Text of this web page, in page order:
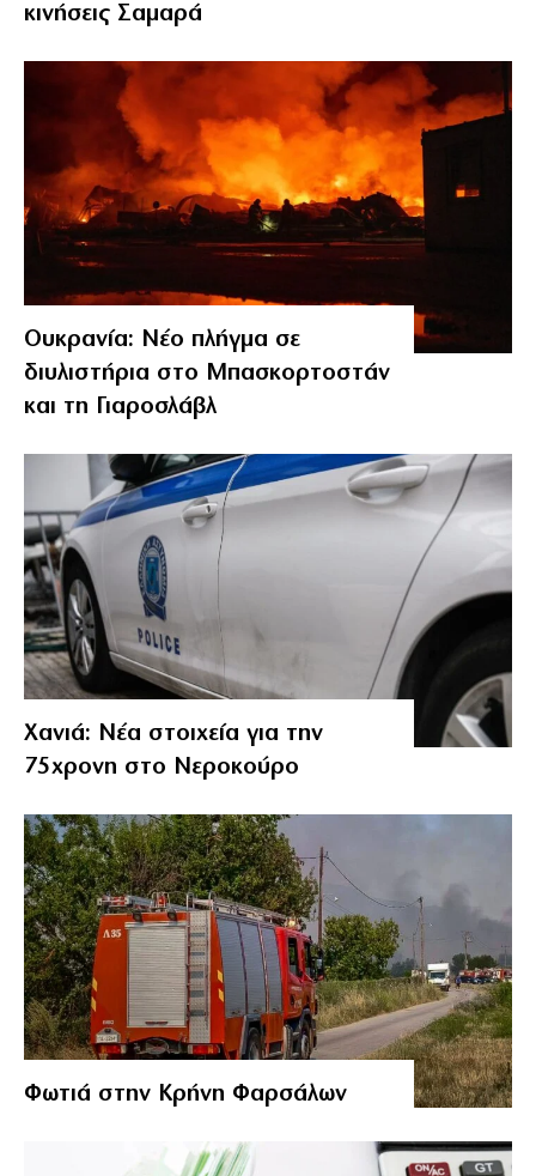
κινήσεις Σαμαρά
Ουκρανία: Νέο πλήγμα σε
διυλιστήρια στο Μπασκορτοστάν
και τη Γιαροσλάβλ
Χανιά: Νέα στοιχεία για την
75χρονη στο Νεροκούρο
Φωτιά στην Κρήνη Φαρσάλων